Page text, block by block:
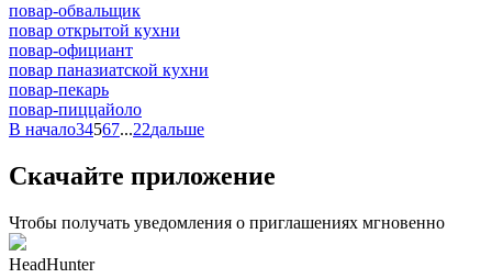
повар-обвальщик
повар открытой кухни
повар-официант
повар паназиатской кухни
повар-пекарь
повар-пиццайоло
В начало34567...22дальше
Скачайте приложение
Чтобы получать уведомления о приглашениях мгновенно
HeadHunter